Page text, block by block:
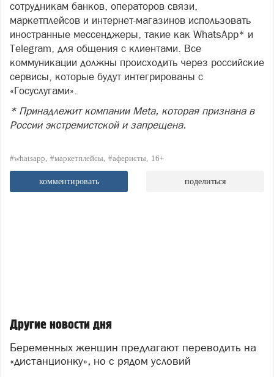
сотрудникам банков, операторов связи,
маркетплейсов и интернет-магазинов использовать
иностранные мессенджеры, такие как WhatsApp* и
Telegram, для общения с клиентами. Все
коммуникации должны происходить через российские
сервисы, которые будут интегрированы с
«Госуслугами».
* Принадлежит компании Meta, которая признана в
России экстремистской и запрещена.
#whatsapp #маркетплейсы #аферисты 16+
комментировать поделиться
Другие новости дня
Беременных женщин предлагают переводить на
«дистанционку», но с рядом условий